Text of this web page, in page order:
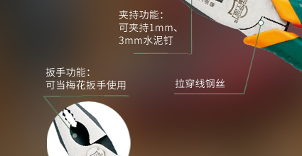
剪切工具系列
刃具、切割系列
焊割 焊接系列